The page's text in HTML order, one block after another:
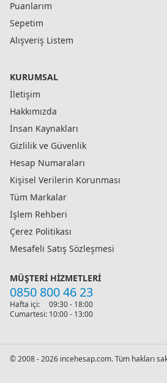
Puanlarım
Sepetim
Alışveriş Listem
KURUMSAL
İletişim
Hakkımızda
İnsan Kaynakları
Gizlilik ve Güvenlik
Hesap Numaraları
Kişisel Verilerin Korunması
Tüm Markalar
İşlem Rehberi
Çerez Politikası
Mesafeli Satış Sözleşmesi
MÜŞTERI HIZMETLERI
0850 800 46 23
Hafta içi:
09:30 - 18:00
Cumartesi: 10:00 - 13:00
© 2008 - 2026 incehesap.com. Tüm hakları